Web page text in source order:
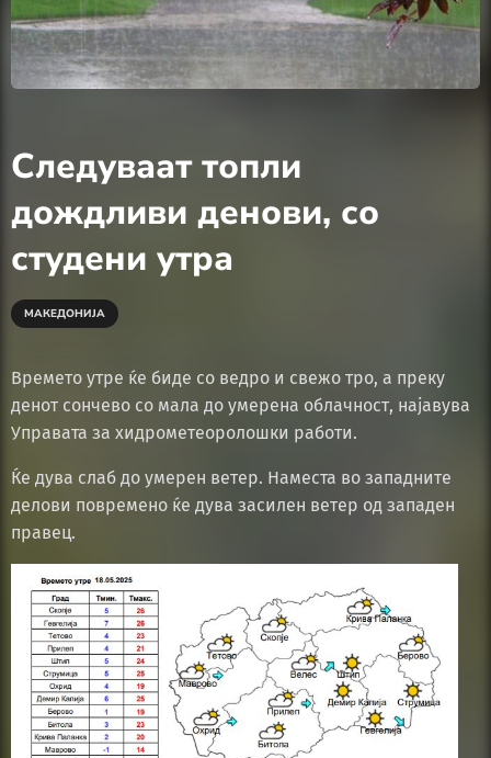
Следуваат топли
дождливи денови, со
студени утра
МАКЕДОНИЈА
Времето утре ќе биде со ведро и свежо тро, а преку
денот сончево со мала до умерена облачност, најавува
Управата за хидрометеоролошки работи.
Ќе дува слаб до умерен ветер. Наместа во западните
делови повремено ќе дува засилен ветер од западен
правец.